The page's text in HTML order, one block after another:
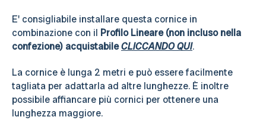
E' consigliabile installare questa cornice in
combinazione con il Profilo Lineare (non incluso nella
confezione) acquistabileCLICCANDO QUI.
La cornice è lunga 2 metri e può essere facilmente
tagliata per adattarla ad altre lunghezze. È inoltre
possibile affiancare più cornici per ottenere una
lunghezza maggiore.